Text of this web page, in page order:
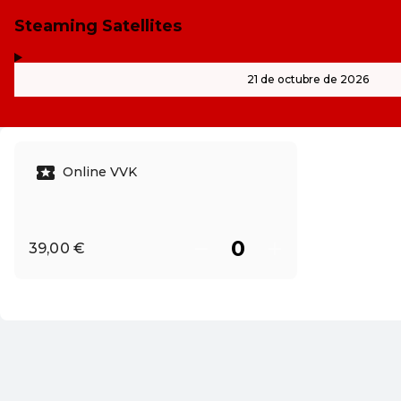
Steaming Satellites
21 de octubre de 2026
Online VVK
39,00 €